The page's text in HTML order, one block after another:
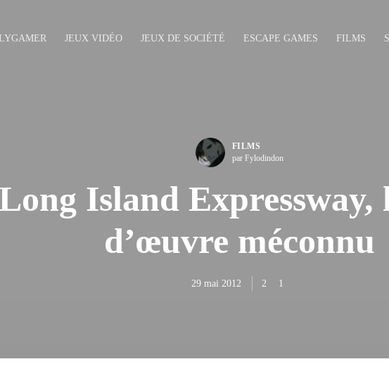
JEUX VIDÉO JEUX DE SOCIÉTÉ ESCAPE GAMES FILMS
FILMS
par Fylodindon
Long Island Expressway,
d’œuvre méconnu
29 mai 2012 2 1